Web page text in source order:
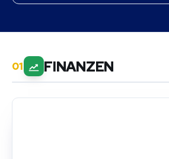
FINANZEN